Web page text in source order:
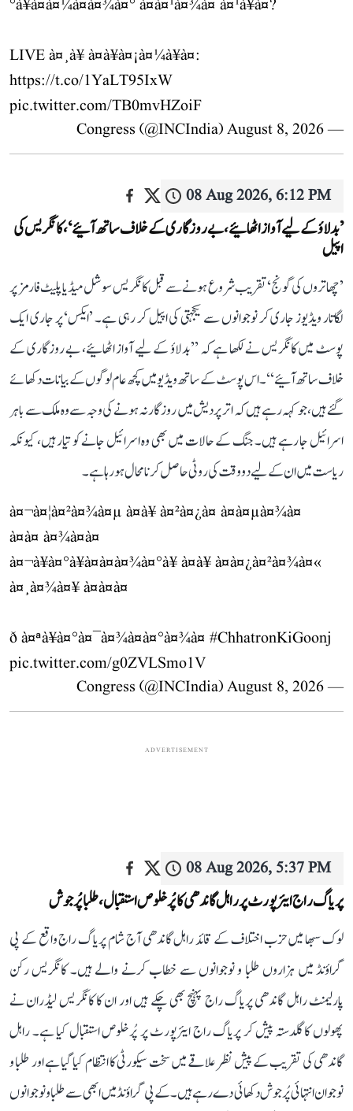
°à¥à¤à¤¼à¤à¤¾à¤° à¤à¤¹à¤¾à¤ à¤¹à¥à¤?
LIVE à¤¸à¥ à¤à¥à¤¡à¤¼à¥à¤:
https://t.co/1YaLT95IxW
pic.twitter.com/TB0mvHZoiF
— Congress (@INCIndia)
August 8, 2026
08 Aug 2026, 6:12 PM
’بدلاؤ کے لیے آواز اٹھائیے، بے روزگاری کے خلاف ساتھ آئیے‘، کانگریس کی
اپیل
’چھاتروں کی گونج‘ تقریب شروع ہونے سے قبل کانگریس سوشل میڈیا پلیٹ فارمز پر
لگاتار ویڈیوز جاری کر نوجوانوں سے یکجہتی کی اپیل کر رہی ہے۔ ’ایکس‘ پر جاری ایک
پوسٹ میں کانگریس نے لکھا ہے کہ ’’بدلاؤ کے لیے آواز اٹھائیے، بے روزگاری کے
خلاف ساتھ آئیے‘‘۔ اس پوسٹ کے ساتھ ویڈیو میں کچھ عام لوگوں کے بیانات دکھائے
گئے ہیں، جو کہہ رہے ہیں کہ اتر پردیش میں روزگار نہ ہونے کی وجہ سے وہ ملک سے باہر
اسرائیل جا رہے ہیں۔ جنگ کے حالات میں بھی وہ اسرائیل جانے کو تیار ہیں، کیونکہ
ریاست میں ان کے لیے دو وقت کی روٹی حاصل کرنا محال ہو رہا ہے۔
à¤¬à¤¦à¤²à¤¾à¤µ à¤à¥ à¤²à¤¿à¤ à¤à¤µà¤¾à¤
à¤à¤ à¤¾à¤à¤
à¤¬à¥à¤°à¥à¤à¤à¤¾à¤°à¥ à¤à¥ à¤à¤¿à¤²à¤¾à¤«
à¤¸à¤¾à¤¥ à¤à¤à¤
ð à¤ªà¥à¤°à¤¯à¤¾à¤à¤°à¤¾à¤ #ChhatronKiGoonj
pic.twitter.com/g0ZVLSmo1V
— Congress (@INCIndia)
August 8, 2026
ADVERTISEMENT
08 Aug 2026, 5:37 PM
پریاگ راج ایئرپورٹ پر راہل گاندھی کا پُرخلوص استقبال، طلبا پُرجوش
لوک سبھا میں حزب اختلاف کے قائد راہل گاندھی آج شام پریاگ راج واقع کے پی
گراؤنڈ میں ہزاروں طلبا و نوجوانوں سے خطاب کرنے والے ہیں۔ کانگریس رکن
پارلیمنٹ راہل گاندھی پریاگ راج پہنچ بھی چکے ہیں اور ان کا کانگریس لیڈران نے
پھولوں کا گلدستہ پیش کر پریاگ راج ایئرپورٹ پر پُرخلوص استقبال کیا ہے۔ راہل
گاندھی کی تقریب کے پیش نظر علاقے میں سخت سیکورٹی کا انتظام کیا گیا ہے اور طلبا و
نوجوان انتہائی پُرجوش دکھائی دے رہے ہیں۔ کے پی گراؤنڈ میں ابھی سے طلبا و نوجوانوں